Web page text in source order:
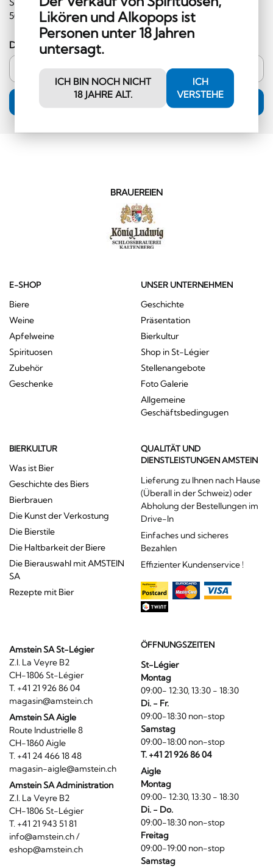
Likören und Alkopops ist
Personen unter 18 Jahren
untersagt.
ICH BIN NOCH NICHT
18 JAHRE ALT.
ICH
VERSTEHE
50.00 und ausserhalb der Kategorie Hochprozentiges)!
Deine E-Mail-Adresse
ANMELDUNG
BRAUEREIEN
E-SHOP
Biere
Weine
Apfelweine
Spirituosen
Zubehör
Geschenke
UNSER UNTERNEHMEN
Geschichte
Präsentation
Bierkultur
Shop in St-Légier
Stellenangebote
Foto Galerie
Allgemeine
Geschäftsbedingugen
BIERKULTUR
Was ist Bier
Geschichte des Biers
Bierbrauen
Die Kunst der Verkostung
Die Bierstile
Die Haltbarkeit der Biere
Die Bierauswahl mit AMSTEIN
SA
Rezepte mit Bier
QUALITÄT UND
DIENSTLEISTUNGEN AMSTEIN
Lieferung zu Ihnen nach Hause
(Überall in der Schweiz) oder
Abholung der Bestellungen im
Drive-In
Einfaches und sicheres
Bezahlen
Effizienter Kundenservice !
Amstein SA St-Légier
Z.I. La Veyre B2
CH-1806 St-Légier
T. +41 21 926 86 04
magasin@amstein.ch
Amstein SA Aigle
Route Industrielle 8
CH-1860 Aigle
T. +41 24 466 18 48
magasin-aigle@amstein.ch
Amstein SA Administration
Z.I. La Veyre B2
CH-1806 St-Légier
T. +41 21 943 51 81
info@amstein.ch/
eshop@amstein.ch
ÖFFNUNGSZEITEN
St-Légier
Montag
09:00- 12:30, 13:30 - 18:30
Di. - Fr.
09:00-18:30 non-stop
Samstag
09:00-18:00 non-stop
T. +41 21 926 86 04
Aigle
Montag
09:00- 12:30, 13:30 - 18:30
Di. - Do.
09:00-18:30 non-stop
Freitag
09:00-19:00 non-stop
Samstag